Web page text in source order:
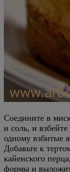
Соедините в
и соль, и
одному взбитые
Добавьте к
кайенского
формы и